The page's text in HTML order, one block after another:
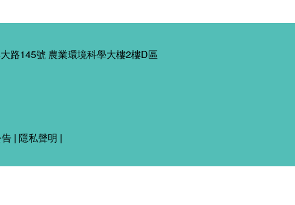
路145號 農業環境科學大樓2樓D區
| 隱私聲明 |